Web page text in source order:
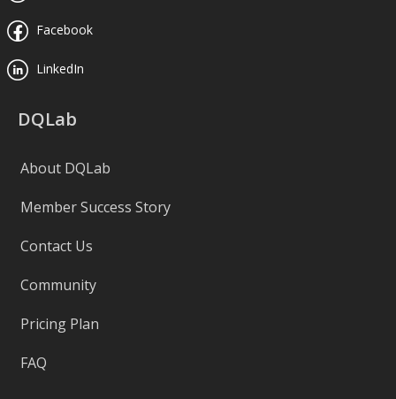
Facebook
LinkedIn
DQLab
About DQLab
Member Success Story
Contact Us
Community
Pricing Plan
FAQ